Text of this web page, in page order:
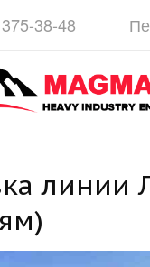
375-38-48